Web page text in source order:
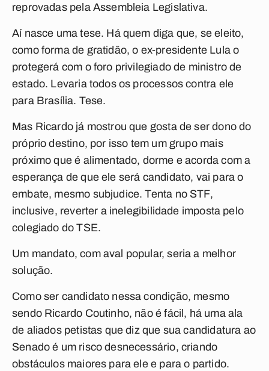
reprovadas pela Assembleia Legislativa.
Aí nasce uma tese. Há quem diga que, se eleito,
como forma de gratidão, o ex-presidente Lula o
protegerá com o foro privilegiado de ministro de
estado. Levaria todos os processos contra ele
para Brasília. Tese.
Mas Ricardo já mostrou que gosta de ser dono do
próprio destino, por isso tem um grupo mais
próximo que é alimentado, dorme e acorda com a
esperança de que ele será candidato, vai para o
embate, mesmo subjudice. Tenta no STF,
inclusive, reverter a inelegibilidade imposta pelo
colegiado do TSE.
Um mandato, com aval popular, seria a melhor
solução.
Como ser candidato nessa condição, mesmo
sendo Ricardo Coutinho, não é fácil, há uma ala
de aliados petistas que diz que sua candidatura ao
Senado é um risco desnecessário, criando
obstáculos maiores para ele e para o partido.